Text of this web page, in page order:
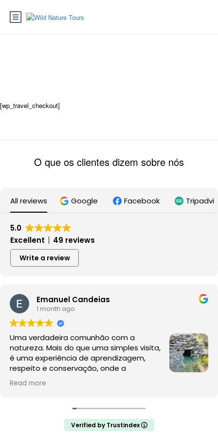
[wp_travel_checkout]
O que os clientes dizem sobre nós
All reviews Google Facebook
5.0
Excellent
49 reviews
Write a review
Emanuel Candeias
1 month ago
Uma verdadeira comunhão com a
natureza. Mais do que uma simples visita,
é uma experiência de aprendizagem,
respeito e conservação, onde a
observação da fauna e da flora acontece
no seu habitat natural, sem perturbações.
A Rewilding Portugal mostra que este é o futuro do
turismo de natureza e da conservação. Depois desta
experiência, a comparação com os jardins zoológicos
Read more
Verified by Trustindex